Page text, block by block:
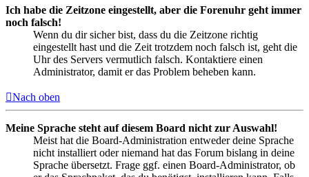
Ich habe die Zeitzone eingestellt, aber die Forenuhr geht immer
noch falsch!
Wenn du dir sicher bist, dass du die Zeitzone richtig
eingestellt hast und die Zeit trotzdem noch falsch ist, geht die
Uhr des Servers vermutlich falsch. Kontaktiere einen
Administrator, damit er das Problem beheben kann.
Nach oben
Meine Sprache steht auf diesem Board nicht zur Auswahl!
Meist hat die Board-Administration entweder deine Sprache
nicht installiert oder niemand hat das Forum bislang in deine
Sprache übersetzt. Frage ggf. einen Board-Administrator, ob